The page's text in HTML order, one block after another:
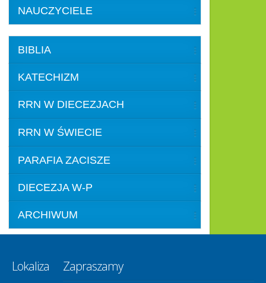
NAUCZYCIELE
BIBLIA
KATECHIZM
RRN W DIECEZJACH
RRN W ŚWIECIE
PARAFIA ZACISZE
DIECEZJA W-P
ARCHIWUM
Lokaliza
Zapraszamy